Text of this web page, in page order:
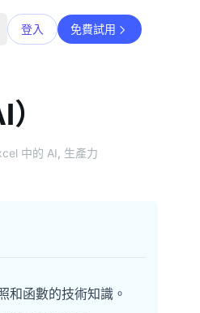
登入 免費試用
中的 AI, 生產力
和函數的技術知識。